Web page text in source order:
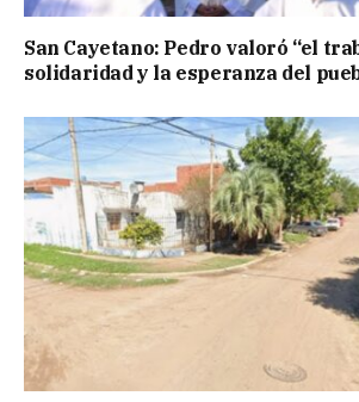
San Cayetano: Pedro valoró “el
solidaridad y la esperanza del